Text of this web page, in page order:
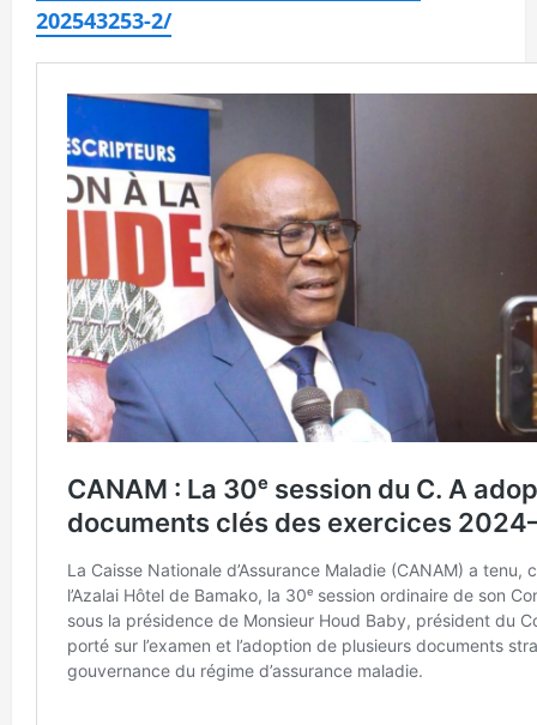
202543253-2/